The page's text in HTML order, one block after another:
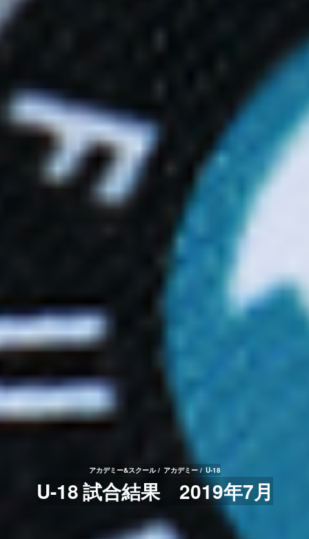
アカデミー&スクール アカデミー U-18
U-18 試合結果 2019年7月